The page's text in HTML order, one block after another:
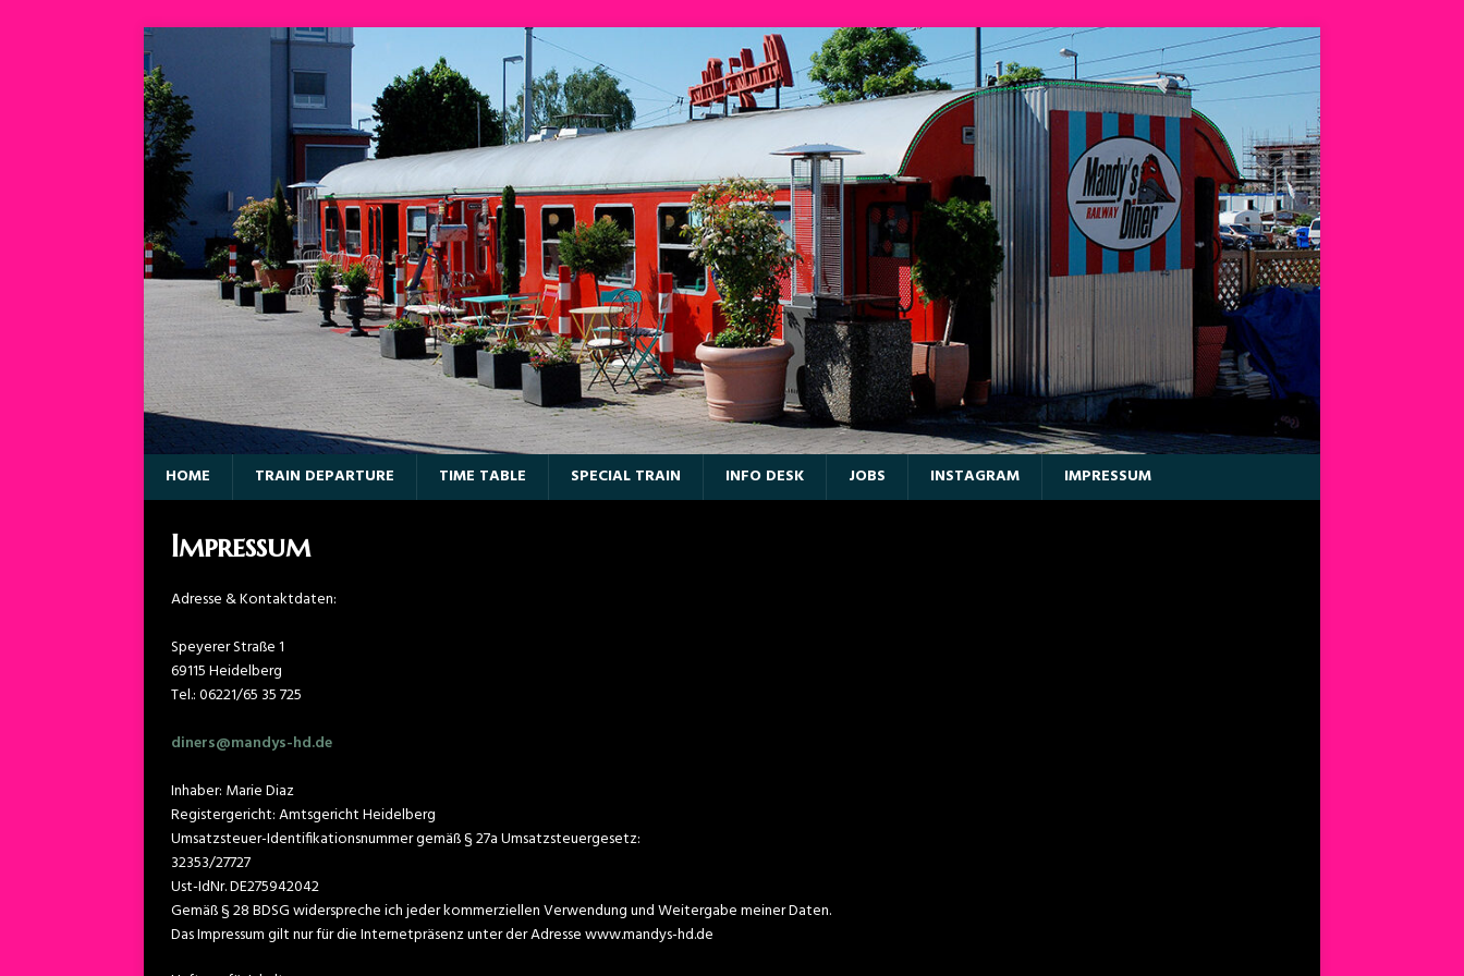
HOME TRAIN DEPARTURE TIME TABLE SPECIAL TRAIN INFO DESK JOBS INSTAGRAM IMPRESSUM
Impressum
Adresse & Kontaktdaten:
Speyerer Straße 1
69115 Heidelberg
Tel.: 06221/65 35 725
diners@mandys-hd.de
Inhaber: Marie Diaz
Registergericht: Amtsgericht Heidelberg
Umsatzsteuer-Identifikationsnummer gemäß § 27a Umsatzsteuergesetz:
32353/27727
Ust-IdNr. DE275942042
Gemäß § 28 BDSG widerspreche ich jeder kommerziellen Verwendung und Weitergabe meiner Daten.
Das Impressum gilt nur für die Internetpräsenz unter der Adresse www.mandys-hd.de